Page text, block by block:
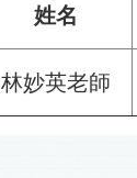
姓名
林妙英老師